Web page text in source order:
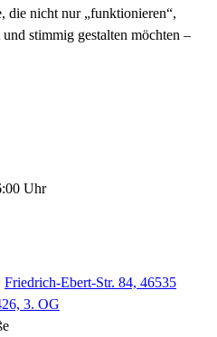
die nicht nur „funktionieren“,
stimmig gestalten möchten –
Uhr
Friedrich-Ebert-Str. 84, 46535
3. OG